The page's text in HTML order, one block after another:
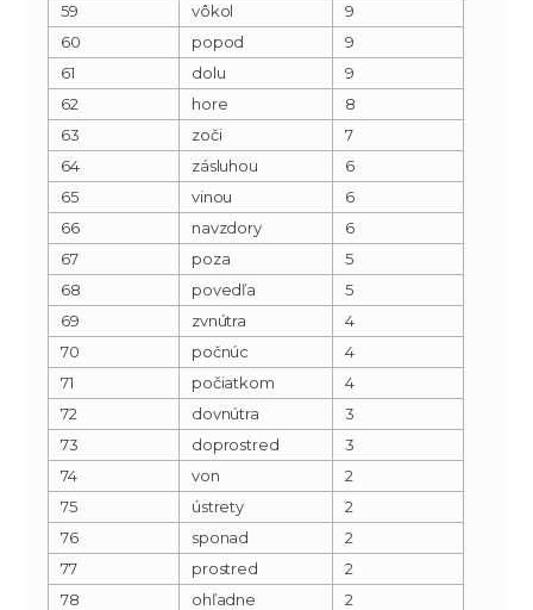
59
vôkol
9
60
popod
9
61
dolu
9
62
hore
8
63
zoči
7
64
zásluhou
6
65
vinou
6
66
navzdory
6
67
poza
5
68
povedľa
5
69
zvnútra
4
70
počnúc
4
71
počiatkom
4
72
dovnútra
3
73
doprostred
3
74
von
2
75
ústrety
2
76
sponad
2
77
prostred
2
78
ohľadne
2